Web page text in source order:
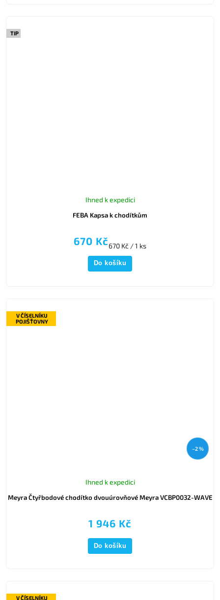
TIP
FEBA Kapsa k chodítkům
Ihned k expedici
670 Kč670 Kč / 1 ks
Do košíku
V ČÍSELNÍKU
POJIŠŤOVNY
–2 %
Meyra Čtyřbodové chodítko dvouúrovňové Meyra VCBP0032-WAVE
Ihned k expedici
1 946 Kč
Do košíku
V ČÍSELNÍKU